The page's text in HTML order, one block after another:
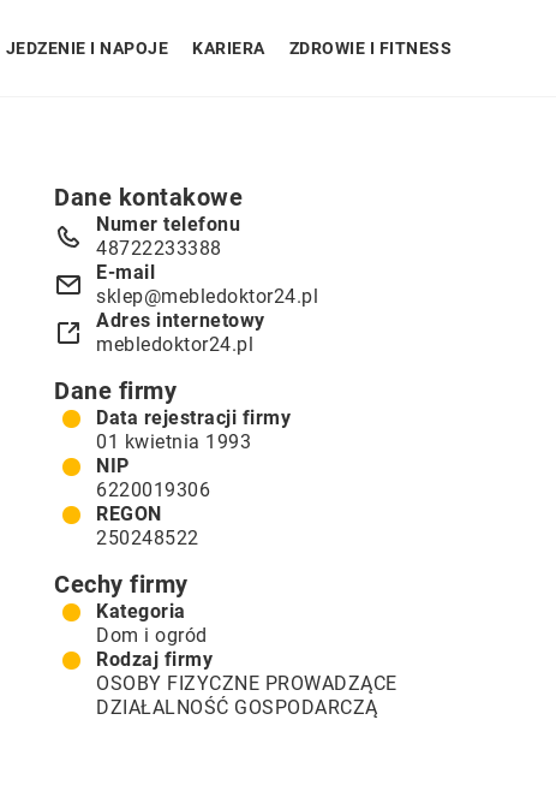
JEDZENIE I NAPOJE KARIERA ZDROWIE I FITNESS
Dane kontakowe
Numer telefonu
48722233388
E-mail
sklep@mebledoktor24.pl
Adres internetowy
mebledoktor24.pl
Dane firmy
Data rejestracji firmy
01 kwietnia 1993
NIP
6220019306
REGON
250248522
Cechy firmy
Kategoria
Dom i ogród
Rodzaj firmy
OSOBY FIZYCZNE PROWADZĄCE
DZIAŁALNOŚĆ GOSPODARCZĄ